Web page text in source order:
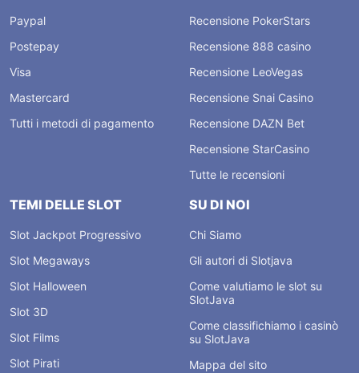
Paypal
Postepay
Visa
Mastercard
Tutti i metodi di pagamento
Recensione PokerStars
Recensione 888 casino
Recensione LeoVegas
Recensione Snai Casino
Recensione DAZN Bet
Recensione StarCasino
Tutte le recensioni
TEMI DELLE SLOT
Slot Jackpot Progressivo
Slot Megaways
Slot Halloween
Slot 3D
Slot Films
Slot Pirati
SU DI NOI
Chi Siamo
Gli autori di Slotjava
Come valutiamo le slot su
SlotJava
Come classifichiamo i casinò
su SlotJava
Mappa del sito